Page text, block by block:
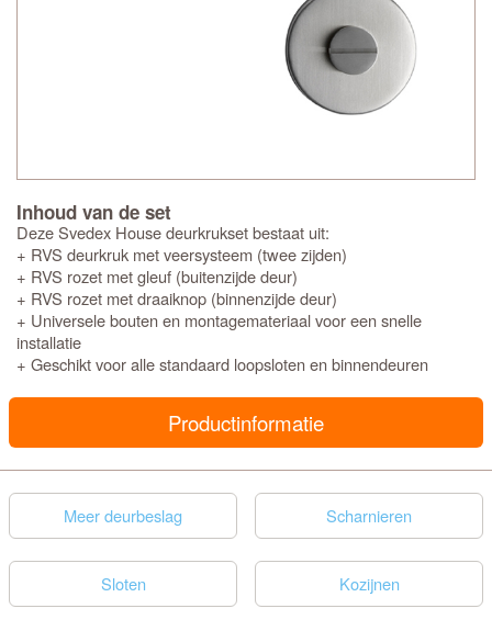
Inhoud van de set
Deze Svedex House deurkrukset bestaat uit:
+ RVS deurkruk met veersysteem (twee zijden)
+ RVS rozet met gleuf (buitenzijde deur)
+ RVS rozet met draaiknop (binnenzijde deur)
+ Universele bouten en montagemateriaal voor een snelle
installatie
+ Geschikt voor alle standaard loopsloten en binnendeuren
Productinformatie
Meer deurbeslag Scharnieren
Sloten Kozijnen